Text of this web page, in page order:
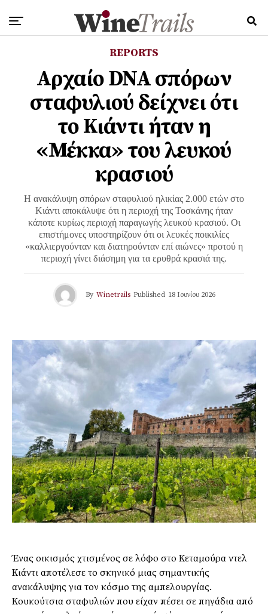
REPORTS
Αρχαίο DNA σπόρων
σταφυλιού δείχνει ότι
το Κιάντι ήταν η
«Μέκκα» του λευκού
κρασιού
Η ανακάλυψη σπόρων σταφυλιού ηλικίας 2.000 ετών στο
Κιάντι αποκάλυψε ότι η περιοχή της Τοσκάνης ήταν
κάποτε κυρίως περιοχή παραγωγής λευκού κρασιού. Οι
επιστήμονες υποστηρίζουν ότι οι λευκές ποικιλίες
«καλλιεργούνταν και διατηρούνταν επί αιώνες» προτού η
περιοχή γίνει διάσημη για τα ερυθρά κρασιά της.
By Winetrails Published 18 Ιουνίου 2026
Ένας οικισμός χτισμένος σε λόφο στο Κεταμούρα ντελ
Κιάντι αποτέλεσε το σκηνικό μιας σημαντικής
ανακάλυψης για τον κόσμο της αμπελουργίας.
Κουκούτσια σταφυλιών που είχαν πέσει σε πηγάδια από